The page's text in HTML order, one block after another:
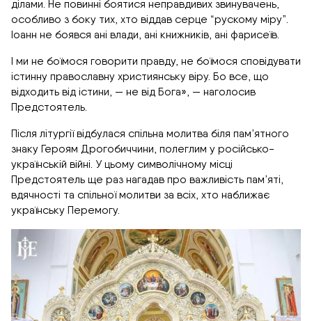
ділами. Не повинні боятися неправдивих звинувачень,
особливо з боку тих, хто віддав серце “рускому міру”.
Іоанн не боявся ані влади, ані книжників, ані фарисеїв.
І ми не боїмося говорити правду, не боїмося сповідувати
істинну православну християнську віру. Бо все, що
відходить від істини, — не від Бога», — наголосив
Предстоятель.
Після літургії відбулася спільна молитва біля пам’ятного
знаку Героям Дрогобиччини, полеглим у російсько-
українській війні. У цьому символічному місці
Предстоятель ще раз нагадав про важливість пам’яті,
вдячності та спільної молитви за всіх, хто наближає
українську Перемогу.